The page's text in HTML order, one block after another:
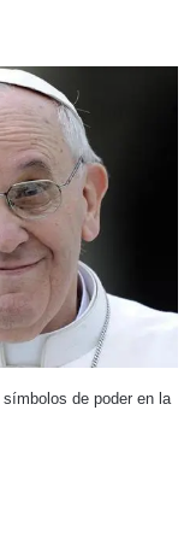
de poder en la